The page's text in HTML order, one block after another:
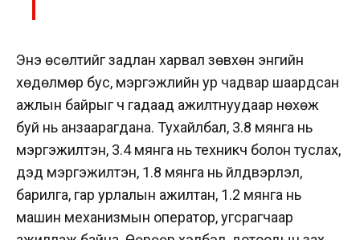
Энэ өсөлтийг задлан харвал зөвхөн энгийн
хөдөлмөр бус, мэргэжлийн ур чадвар шаардсан
ажлын байрыг ч гадаад ажилтнуудаар нөхөж
буй нь анзаарагдана. Тухайлбал, 3.8 мянга нь
мэргэжилтэн, 3.4 мянга нь техникч болон туслах,
дэд мэргэжилтэн, 1.8 мянга нь үйлдвэрлэл,
барилга, гар урлалын ажилтан, 1.2 мянга нь
машин механизмын оператор, угсрагчаар